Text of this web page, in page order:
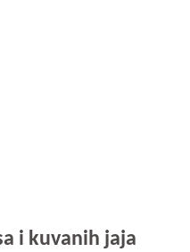
i kuvanih jaja